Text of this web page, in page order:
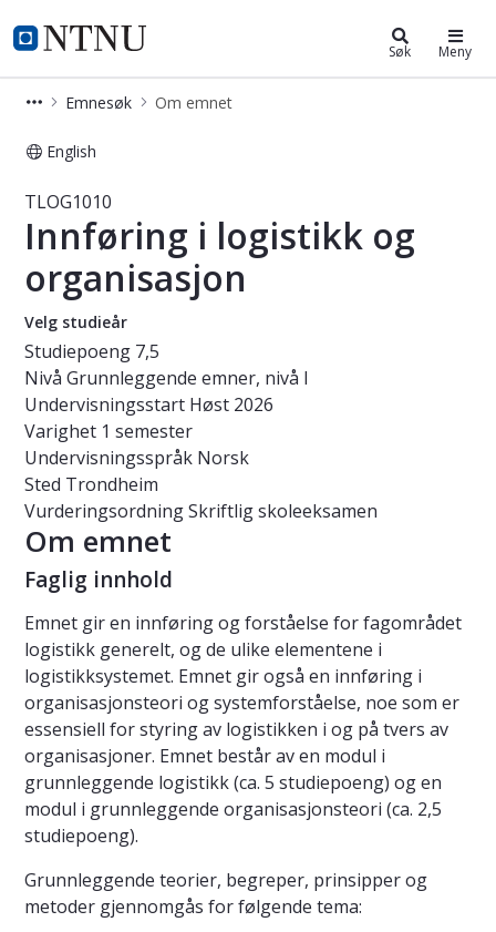
NTNU Hjemmeside
Studier Søk Meny
Emnesøk Om emnet
English
Emne - Innføring i logistikk og
TLOG1010
Innføring i logistikk og
organisasjon
Velg studieår
Studiepoeng 7,5
Nivå Grunnleggende emner, nivå I
Undervisningsstart Høst 2026
Varighet 1 semester
Undervisningsspråk Norsk
Sted Trondheim
VurderingsordningSkriftlig skoleeksamen
Om emnet
Faglig innhold
Emnet gir en innføring og forståelse for fagområdet
logistikk generelt, og de ulike elementene i
logistikksystemet. Emnet gir også en innføring i
organisasjonsteori og systemforståelse, noe som er
essensiell for styring av logistikken i og på tvers av
organisasjoner. Emnet består av en modul i
grunnleggende logistikk (ca. 5 studiepoeng) og en
modul i grunnleggende organisasjonsteori (ca. 2,5
studiepoeng).
Grunnleggende teorier, begreper, prinsipper og
metoder gjennomgås for følgende tema: